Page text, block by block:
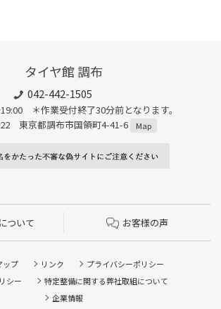
タイヤ館 調布
042-442-1505
＊作業受付終了30分前となります。
東京都調布市国領町4-41-6
Map
ついて お客様の声
ップ リンク
プライバシーポリシー
シー
特定整備に関する弊社取組について
企業情報